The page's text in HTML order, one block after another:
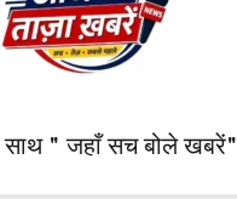
" जहाँ सच बोले खबरें"